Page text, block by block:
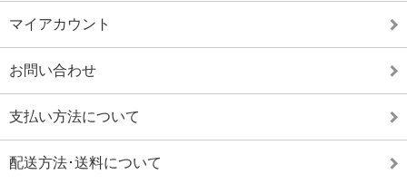
マイアカウント
お問い合わせ
支払い方法について
配送方法･送料について